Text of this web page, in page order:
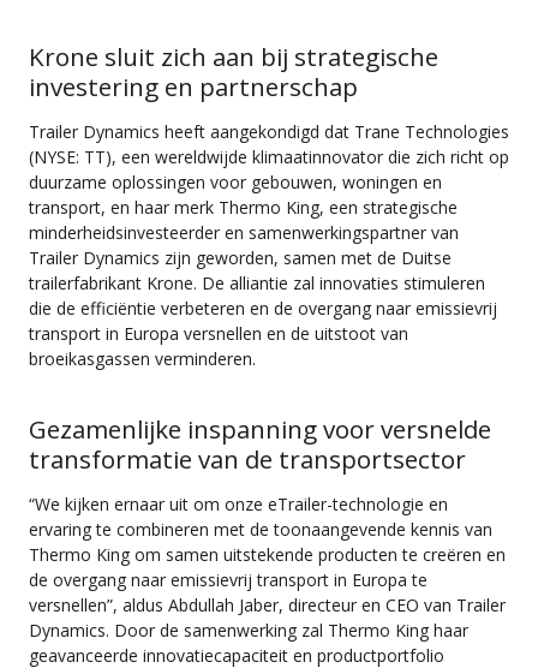
Krone sluit zich aan bij strategische
investering en partnerschap
Trailer Dynamics heeft aangekondigd dat Trane Technologies
(NYSE: TT), een wereldwijde klimaatinnovator die zich richt op
duurzame oplossingen voor gebouwen, woningen en
transport, en haar merk Thermo King, een strategische
minderheidsinvesteerder en samenwerkingspartner van
Trailer Dynamics zijn geworden, samen met de Duitse
trailerfabrikant Krone. De alliantie zal innovaties stimuleren
die de efficiëntie verbeteren en de overgang naar emissievrij
transport in Europa versnellen en de uitstoot van
broeikasgassen verminderen.
Gezamenlijke inspanning voor versnelde
transformatie van de transportsector
“We kijken ernaar uit om onze eTrailer-technologie en
ervaring te combineren met de toonaangevende kennis van
Thermo King om samen uitstekende producten te creëren en
de overgang naar emissievrij transport in Europa te
versnellen”, aldus Abdullah Jaber, directeur en CEO van Trailer
Dynamics. Door de samenwerking zal Thermo King haar
geavanceerde innovatiecapaciteit en productportfolio